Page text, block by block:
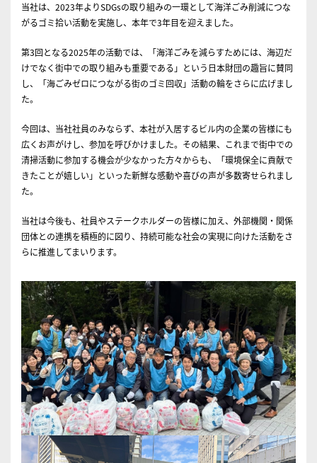
当社は、2023年よりSDGsの取り組みの一環として海洋ごみ削減につな
がるゴミ拾い活動を実施し、本年で3年目を迎えました。
第3回となる2025年の活動では、「海洋ごみを減らすためには、海辺だ
けでなく街中での取り組みも重要である」という日本財団の趣旨に賛同
し、「海ごみゼロにつながる街のゴミ回収」活動の輪をさらに広げまし
た。
今回は、当社社員のみならず、本社が入居するビル内の企業の皆様にも
広くお声がけし、参加を呼びかけました。その結果、これまで街中での
清掃活動に参加する機会が少なかった方々からも、「環境保全に貢献で
きたことが嬉しい」といった新鮮な感動や喜びの声が多数寄せられまし
た。
当社は今後も、社員やステークホルダーの皆様に加え、外部機関・関係
団体との連携を積極的に図り、持続可能な社会の実現に向けた活動をさ
らに推進してまいります。